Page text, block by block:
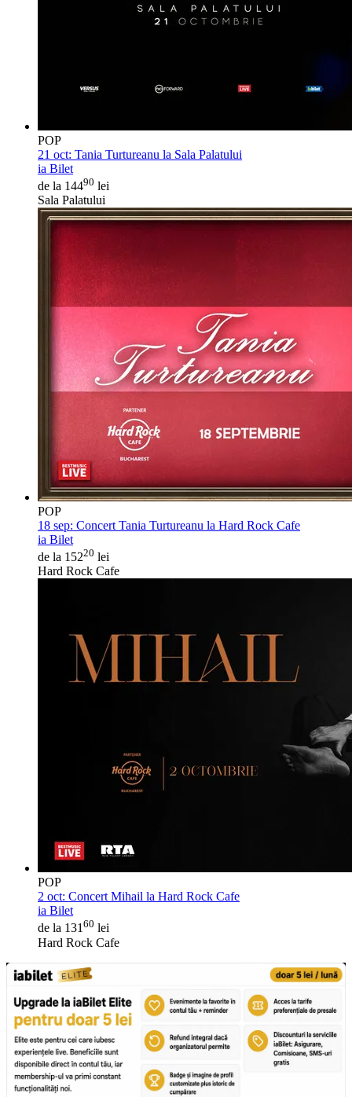
POP
21 oct: Tania Turtureanu la Sala Palatului
ia Bilet
de la 14490 lei
Sala Palatului
POP
18 sep: Concert Tania Turtureanu la Hard Rock Cafe
ia Bilet
de la 15220 lei
Hard Rock Cafe
POP
2 oct: Concert Mihail la Hard Rock Cafe
ia Bilet
de la 13160 lei
Hard Rock Cafe